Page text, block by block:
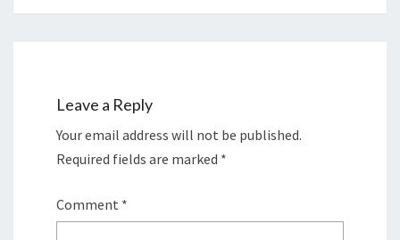
Leave a Reply
Your email address will not be published.
Required fields are marked *
Comment *